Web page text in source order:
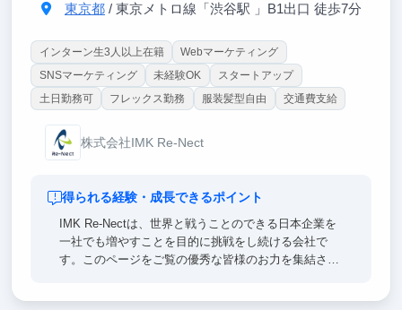
東京都/ 東京メトロ線「渋谷駅 」B1出口 徒歩7分
インターン生3人以上在籍
Webマーケティング
SNSマーケティング
未経験OK
スタートアップ
土日勤務可
フレックス勤務 服装髪型自由 交通費支給
株式会社IMK Re-Nect
得られる経験・成長できるポイント
IMK Re-Nectは、世界と戦うことのできる日本企業を
一社でも増やすことを目的に挑戦をし続ける会社で
す。このページをご覧の優秀な皆様のお力を集結さ